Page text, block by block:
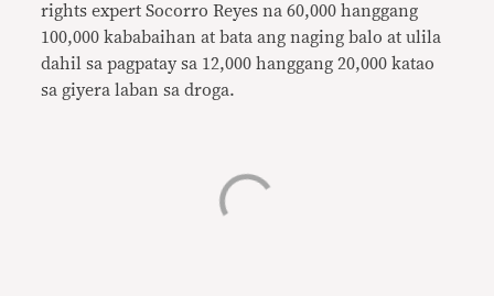
rights expert Socorro Reyes na 60,000 hanggang
100,000 kababaihan at bata ang naging balo at ulila
dahil sa pagpatay sa 12,000 hanggang 20,000 katao
sa giyera laban sa droga.